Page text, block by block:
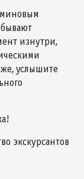
бывают
изнутри,
услышите
экскурсантов